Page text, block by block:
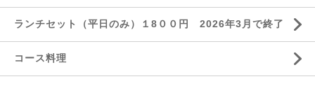
ランチセット（平日のみ）１8００円 2026年3月で終了
コース料理